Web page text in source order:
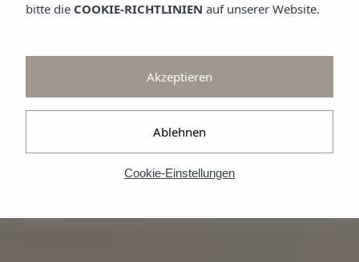
bitte die COOKIE-RICHTLINIEN auf unserer Website.
Cookie-Einstellungen
Ablehnen
Akzeptieren